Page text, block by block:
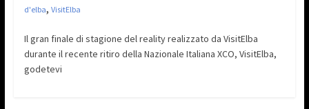
d'elba, VisitElba
Il gran finale di stagione del reality realizzato da VisitElba
durante il recente ritiro della Nazionale Italiana XCO, VisitElba,
godetevi